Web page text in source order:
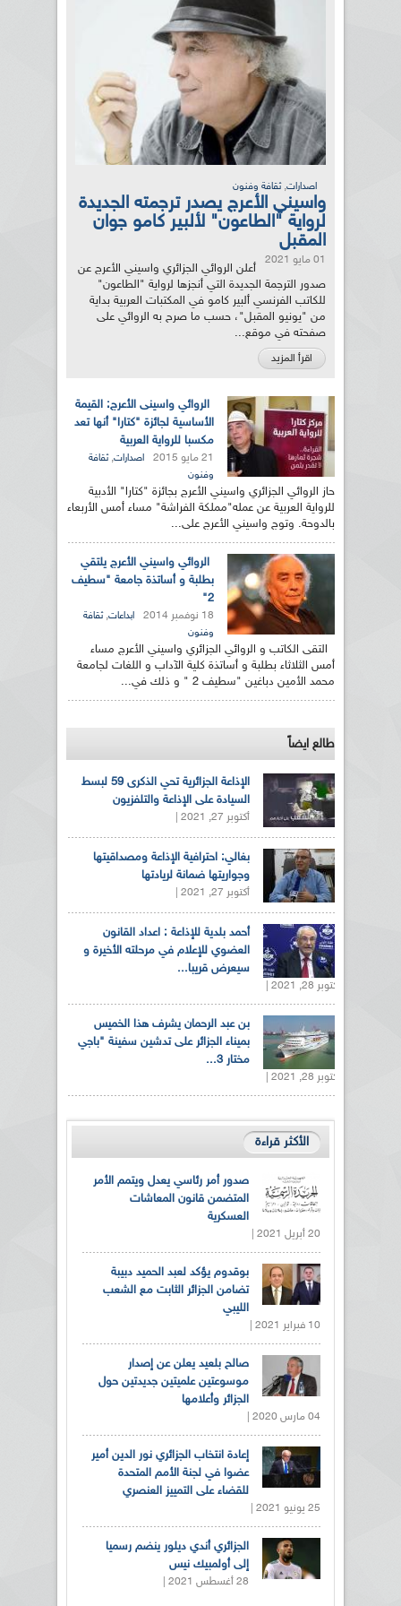
اصدارات,ثقافة وفنون
واسيني الأعرج يصدر ترجمته الجديدة
لرواية "الطاعون" لألبير كامو جوان
المقبل
01 مايو 2021
أعلن الروائي الجزائري واسيني الأعرج عن
صدور الترجمة الجديدة التي أنجزها لرواية "الطاعون"
للكاتب الفرنسي ألبير كامو في المكتبات العربية بداية
من "يونيو المقبل"، حسب ما صرح به الروائي على
صفحته في موقع...
اقرأ المزيد
الروائي واسينى الأعرج: القيمة
الأساسية لجائزة "كتارا" أنها تعد
مكسبا للرواية العربية
21 مايو 2015 اصدارات,ثقافة
وفنون
حاز الروائي الجزائري واسيني الأعرج بجائزة "كتارا" الأدبية
للرواية العربية عن عمله"مملكة الفراشة" مساء أمس الأربعاء
بالدوحة. وتوج واسيني الأعرج على...
الروائي واسيني الأعرج يلتقي
بطلبة و أساتذة جامعة "سطيف
2"
18 نوفمبر 2014 ابداعات,ثقافة
وفنون
التقى الكاتب و الروائي الجزائري واسيني الأعرج مساء
أمس الثلاثاء بطلبة و أساتذة كلية الآداب و اللغات لجامعة
محمد الأمين دباغين "سطيف 2 " و ذلك في...
طالع ايضاً
الإذاعة الجزائرية تحي الذكرى 59 لبسط
السيادة على الإذاعة والتلفزيون
أكتوبر 27, 2021 |
بغالي: احترافية الإذاعة ومصداقيتها
وجواريتها ضمانة لريادتها
أكتوبر 27, 2021 |
أحمد بلدية للإذاعة : اعداد القانون
العضوي للإعلام في مرحلته الأخيرة و
سيعرض قريبا...
أكتوبر 28, 2021 |
بن عبد الرحمان يشرف هذا الخميس
بميناء الجزائر على تدشين سفينة "باجي
مختار 3...
أكتوبر 28, 2021 |
الأكثر قراءة
صدور أمر رئاسي يعدل ويتمم الأمر
المتضمن قانون المعاشات
العسكرية
20 أبريل 2021 |
بوقدوم يؤكد لعبد الحميد دبيبة
تضامن الجزائر الثابت مع الشعب
الليبي
10 فبراير 2021 |
صالح بلعيد يعلن عن إصدار
موسوعتين علميتين جديدتين حول
الجزائر وأعلامها
04 مارس 2020 |
إعادة انتخاب الجزائري نور الدين أمير
عضوا في لجنة الأمم المتحدة
للقضاء على التمييز العنصري
25 يونيو 2021 |
الجزائري أندي ديلور ينضم رسميا
إلى أولمبيك نيس
28 أغسطس 2021 |